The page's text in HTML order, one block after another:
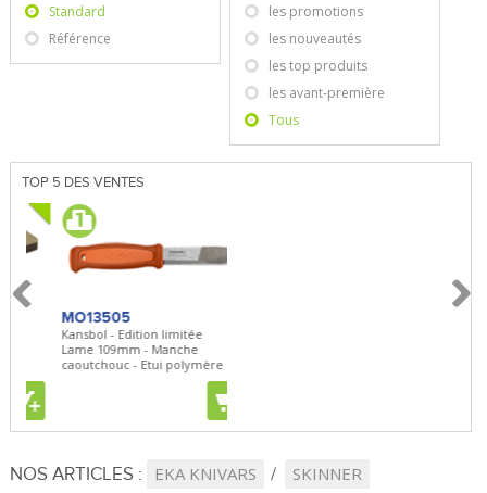
Standard
Référence
les promotions
les nouveautés
les top produits
les avant-première
Tous
TOP 5 DES VENTES
MO13505
Kansbol - Edition limitée
Lame 109mm - Manche
caoutchouc - Etui polymère
+
NOS ARTICLES : EKA KNIVARS SKINNER